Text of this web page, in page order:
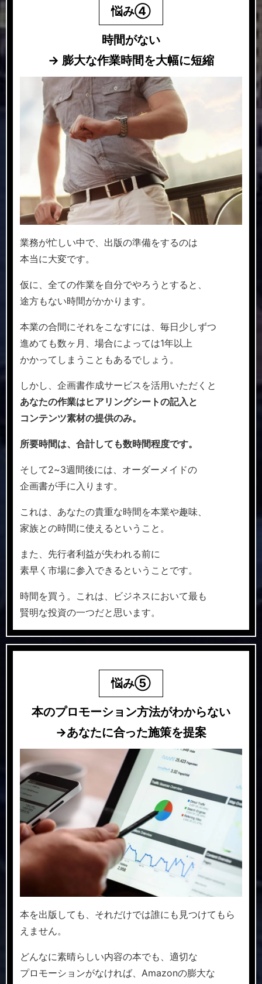
悩み④
時間がない
→ 膨大な作業時間を大幅に短縮
業務が忙しい中で、出版の準備をするのは
本当に大変です。
仮に、全ての作業を自分でやろうとすると、
途方もない時間がかかります。
本業の合間にそれをこなすには、毎日少しずつ
進めても数ヶ月、場合によっては1年以上
かかってしまうこともあるでしょう。
しかし、企画書作成サービスを活用いただくと
あなたの作業はヒアリングシートの記入と
コンテンツ素材の提供のみ。
所要時間は、合計しても数時間程度です。
そして2~3週間後には、オーダーメイドの
企画書が手に入ります。
これは、あなたの貴重な時間を本業や趣味、
家族との時間に使えるということ。
また、先行者利益が失われる前に
素早く市場に参入できるということです。
時間を買う。これは、ビジネスにおいて最も
賢明な投資の一つだと思います。
悩み⑤
本のプロモーション方法がわからない
→あなたに合った施策を提案
本を出版しても、それだけでは誰にも見つけてもら
えません。
どんなに素晴らしい内容の本でも、適切な
プロモーションがなければ、Amazonの膨大な